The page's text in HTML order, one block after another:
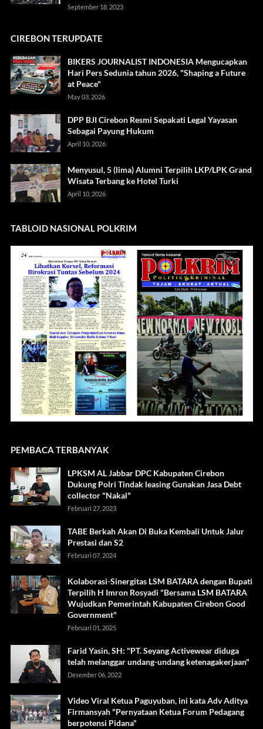
September 18, 2023
CIREBON TERUPDATE
BIKERS JOURNALIST INDONESIA Mengucapkan
Hari Pers Sedunia tahun 2026, "Shaping a Future
at Peace"
May 03, 2026
DPP BJI Cirebon Resmi Sepakati Legal Yayasan
Sebagai Payung Hukum
April 10, 2026
Menyusul, 5 (lima) Alumni Terpilih LKP/LPK Grand
Wisata Terbang ke Hotel Turki
April 10, 2026
TABLOID NASIONAL POLKRIM
PEMBACA TERBANYAK
LPKSM AL Jabbar DPC Kabupaten Cirebon
Dukung Polri Tindak leasing Gunakan Jasa Debt
collector "Nakal"
Februari 27, 2023
TABE Berkah Akan Di Buka Kembali Untuk Jalur
Prestasi dan S2
Februari 07, 2024
Kolaborasi-Sinergitas LSM BATARA dengan Bupati
Terpilih H Imron Rosyadi "Bersama LSM BATARA
Wujudkan Pemerintah Kabupaten Cirebon Good
Government"
Februari 01, 2025
Farid Yasin, SH: "PT. Seyang Activewear diduga
telah melanggar undang-undang ketenagakerjaan"
Desember 06, 2022
Video Viral Ketua Paguyuban, ini kata Adv Aditya
Firmansyah "Pernyataan Ketua Forum Pedagang
berpotensi Pidana"